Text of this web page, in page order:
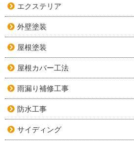
エクステリア
外壁塗装
屋根塗装
屋根カバー工法
雨漏り補修工事
防水工事
サイディング